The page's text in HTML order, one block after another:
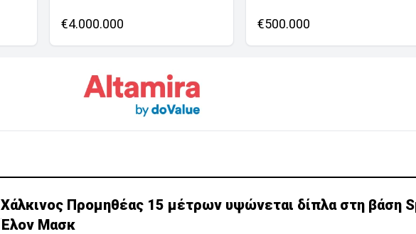
€4.000.000 €500.000
Χάλκινος Προμηθέας 15 μέτρων υψώνεται δίπλα στη βάση
Έλον Μασκ